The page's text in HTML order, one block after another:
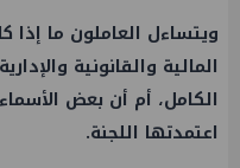
ويتساءل العاملون ما إذا
المالية والقانونية
الكامل، أم أن بعض
اعتمدتها اللجنة.